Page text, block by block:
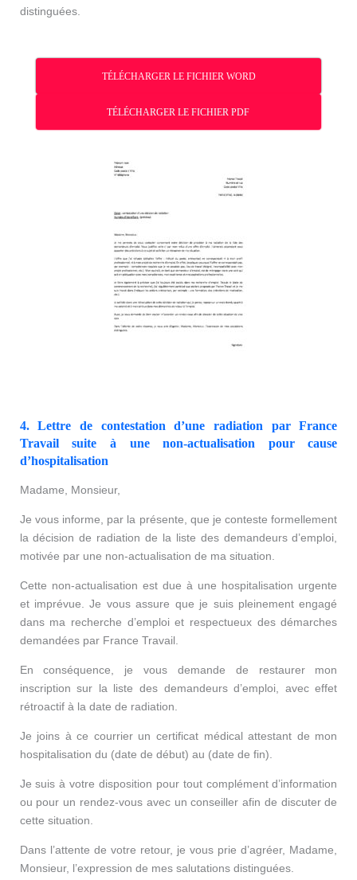
distinguées.
TÉLÉCHARGER LE FICHIER WORD
TÉLÉCHARGER LE FICHIER PDF
4. Lettre de contestation d’une radiation par France
Travail suite à une non-actualisation pour cause
d’hospitalisation
Madame, Monsieur,
Je vous informe, par la présente, que je conteste formellement
la décision de radiation de la liste des demandeurs d’emploi,
motivée par une non-actualisation de ma situation.
Cette non-actualisation est due à une hospitalisation urgente
et imprévue. Je vous assure que je suis pleinement engagé
dans ma recherche d’emploi et respectueux des démarches
demandées par France Travail.
En conséquence, je vous demande de restaurer mon
inscription sur la liste des demandeurs d’emploi, avec effet
rétroactif à la date de radiation.
Je joins à ce courrier un certificat médical attestant de mon
hospitalisation du (date de début) au (date de fin).
Je suis à votre disposition pour tout complément d’information
ou pour un rendez-vous avec un conseiller afin de discuter de
cette situation.
Dans l’attente de votre retour, je vous prie d’agréer, Madame,
Monsieur, l’expression de mes salutations distinguées.